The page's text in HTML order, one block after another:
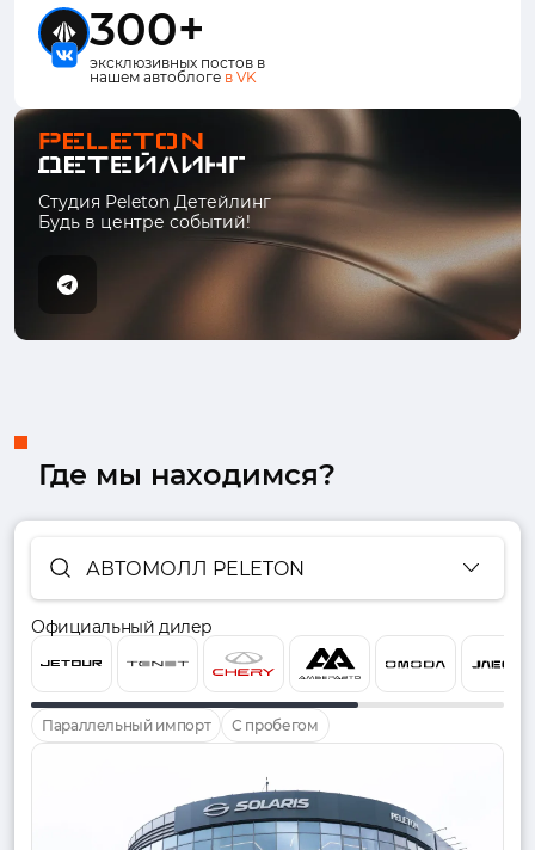
300+
эксклюзивных постов в
нашем автоблоге в VK
Студия Peleton Детейлинг
Будь в центре событий!
Где мы находимся?
АВТОМОЛЛ PELETON
Официальный дилер
Параллельный импорт С пробегом